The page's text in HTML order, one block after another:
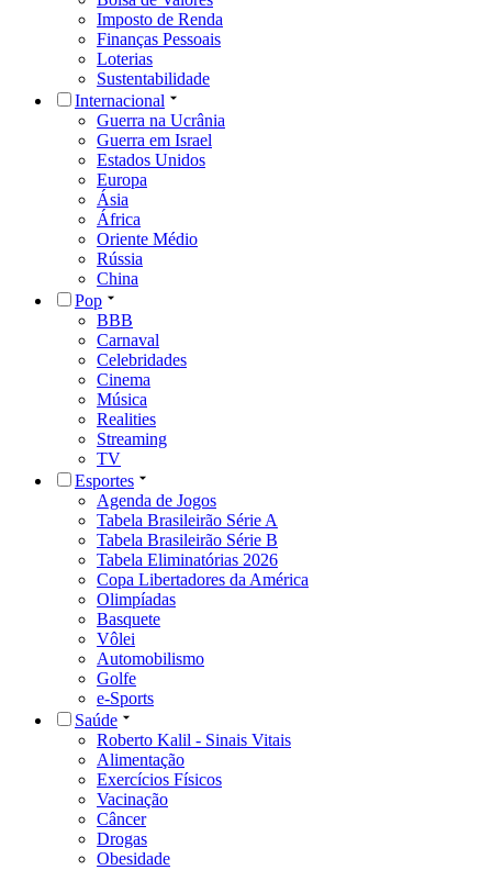
Imposto de Renda
Finanças Pessoais
Loterias
Sustentabilidade
Internacional
Guerra na Ucrânia
Guerra em Israel
Estados Unidos
Europa
Ásia
África
Oriente Médio
Rússia
China
Pop
BBB
Carnaval
Celebridades
Cinema
Música
Realities
Streaming
TV
Esportes
Agenda de Jogos
Tabela Brasileirão Série A
Tabela Brasileirão Série B
Tabela Eliminatórias 2026
Copa Libertadores da América
Olimpíadas
Basquete
Vôlei
Automobilismo
Golfe
e-Sports
Saúde
Roberto Kalil - Sinais Vitais
Alimentação
Exercícios Físicos
Vacinação
Câncer
Drogas
Obesidade